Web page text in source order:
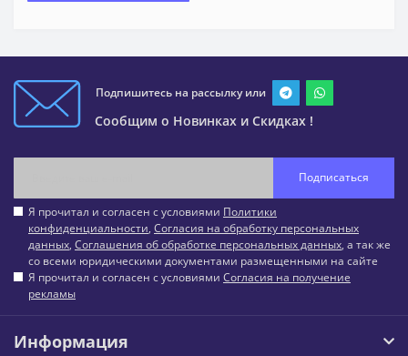
Подпишитесь на рассылку или
Сообщим о Новинках и Скидках !
Подписаться
Я прочитал и согласен с условиями Политики
конфиденциальности, Согласия на обработку персональных
данных, Соглашения об обработке персональных данных, а так же
со всеми юридическими документами размещенными на сайте
Я прочитал и согласен с условиями Согласия на получение
рекламы
Информация